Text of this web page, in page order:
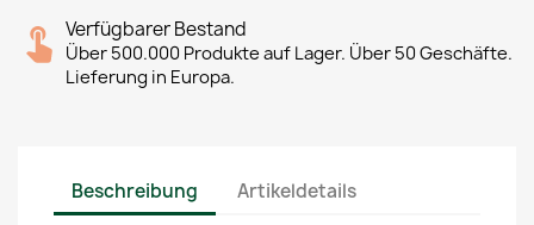
Verfügbarer Bestand
Über 500.000 Produkte auf Lager. Über 50 Geschäfte.
Lieferung in Europa.
Beschreibung Artikeldetails